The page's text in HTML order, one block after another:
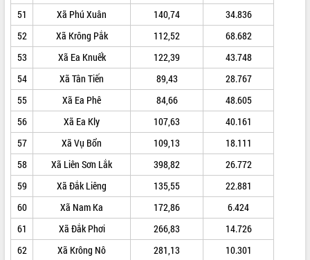
Đắk Lắk sơ kết 4 năm triển khai thực
hiện Đề án 06 của Chính phủ
Họp báo thông tin về Hội nghị Công bố
Quy hoạch và Xúc tiến đầu tư tỉnh Đắk
Lắk
Khơi thông điểm nghẽn, đẩy nhanh
giải ngân vốn khắc phục thiên tai
HĐND tỉnh thông qua điều chỉnh Quy
hoạch tỉnh thời kỳ 2021-2030
Hội thảo góp ý hồ sơ điều chỉnh quy
hoạch tỉnh Đắk Lắk thời kỳ 2021-2030,
tầm nhìn đến năm 2050
Nâng cao hiệu quả hoạt động của các
doanh nghiệp nhà nước
Hội nghị triển khai kết nối mạng
truyền số liệu chuyên dùng phục vụ cơ
quan Đảng, Nhà nước
51
Xã Phú Xuân 140,74
34.836
52
Xã Krông Pắk 112,52
68.682
53
Xã Ea Knuếk 122,39
43.748
54
Xã Tân Tiến 89,43
28.767
55
Xã Ea Phê 84,66
48.605
56
Xã Ea Kly 107,63
40.161
57
Xã Vụ Bổn 109,13
18.111
58
Xã Liên Sơn Lắk 398,82
26.772
59
Xã Đắk Liêng 135,55
22.881
60
Xã Nam Ka 172,86
6.424
61
Xã Đắk Phơi 266,83
14.726
62
Xã Krông Nô 281,13
10.301